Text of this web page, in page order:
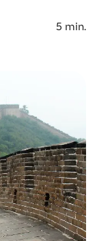
5 min.